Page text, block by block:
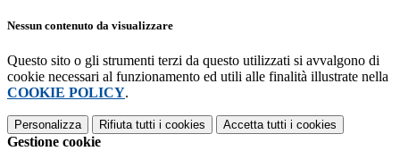
Nessun contenuto da visualizzare
Questo sito o gli strumenti terzi da questo utilizzati si avvalgono di
cookie necessari al funzionamento ed utili alle finalità illustrate nella
COOKIE POLICY.
Personalizza Rifiuta tutti i cookies Accetta tutti i cookies
Gestione cookie